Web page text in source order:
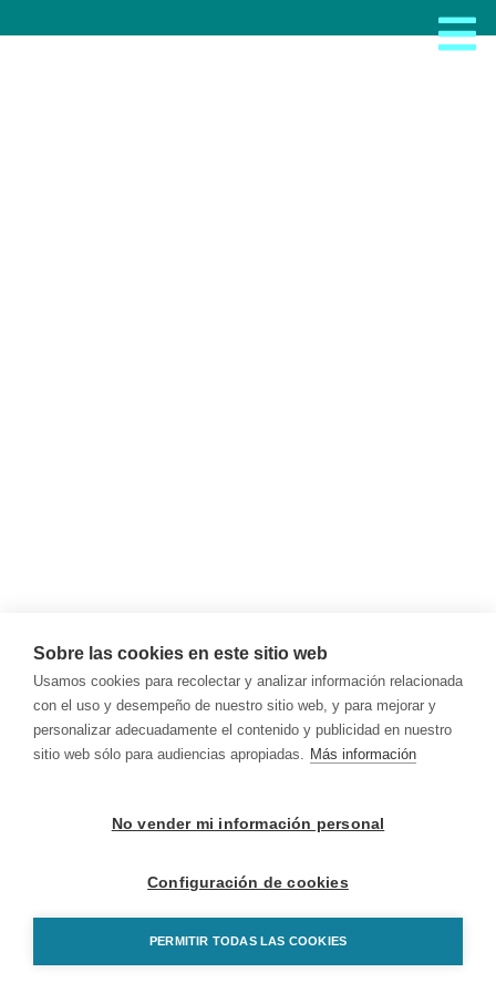
Sobre las cookies en este sitio web
Usamos cookies para recolectar y analizar información relacionada
con el uso y desempeño de nuestro sitio web, y para mejorar y
personalizar adecuadamente el contenido y publicidad en nuestro
sitio web sólo para audiencias apropiadas. Más información
No vender mi información personal
Configuración de cookies
PERMITIR TODAS LAS COOKIES